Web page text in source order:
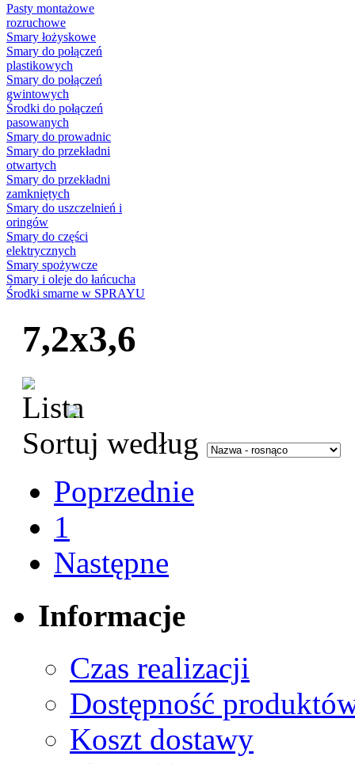
Pasty montażowe
rozruchowe
Smary łożyskowe
Smary do połączeń
plastikowych
Smary do połączeń
gwintowych
Środki do połączeń
pasowanych
Smary do prowadnic
Smary do przekładni
otwartych
Smary do przekładni
zamkniętych
Smary do uszczelnień i
oringów
Smary do części
elektrycznych
Smary spożywcze
Smary i oleje do łańcucha
Środki smarne w SPRAYU
7,2x3,6
Sortuj według
Poprzednie
1
Następne
Informacje
Czas realizacji
Dostępność
Koszt dostawy